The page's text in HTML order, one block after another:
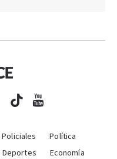
Policiales
Política
Deportes Economía